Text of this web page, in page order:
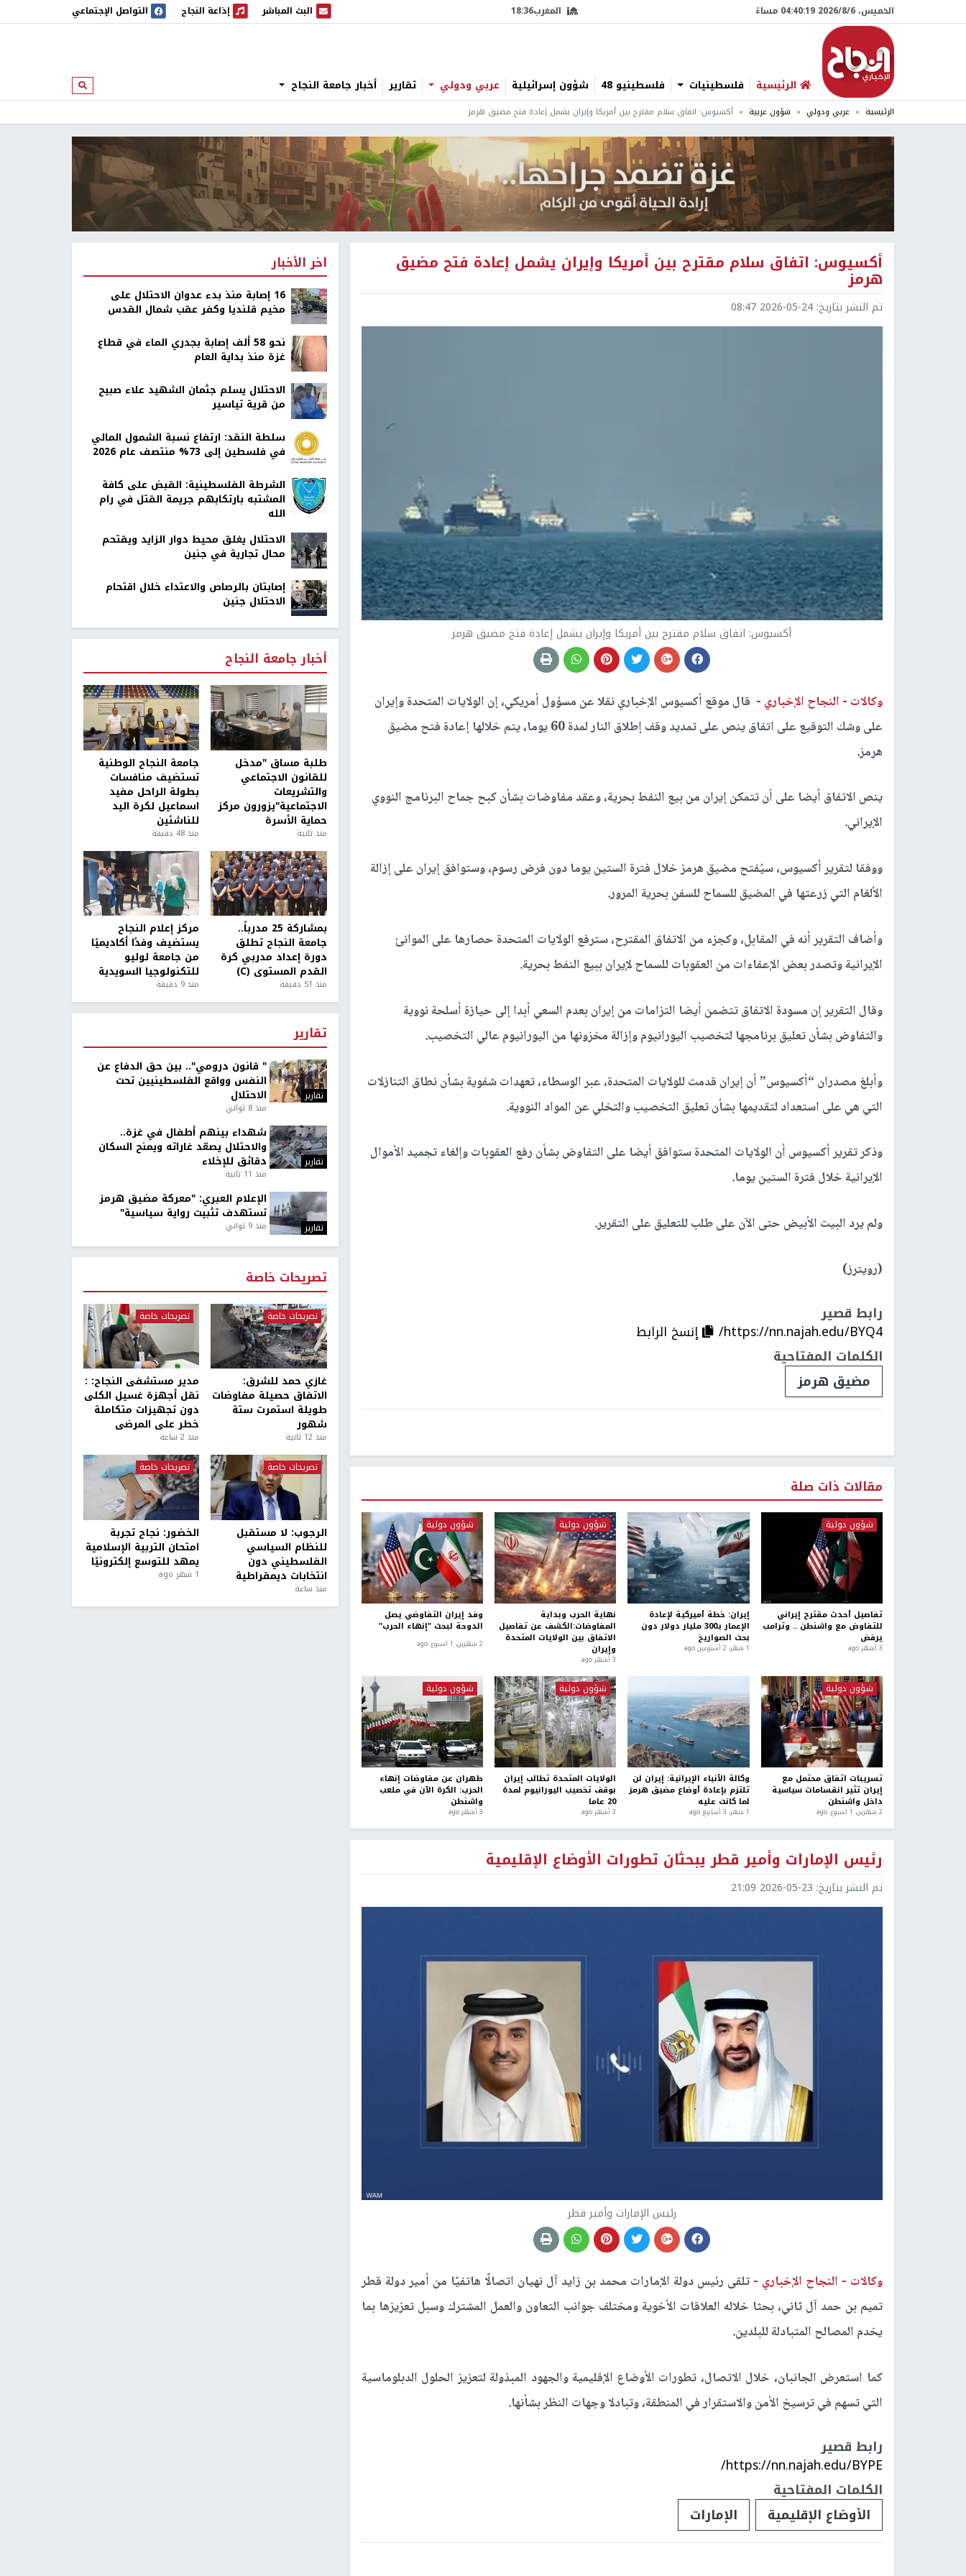
الخميس، 6/‏8/‏2026 04:40:21 مساءً المغرب18:36 البث المباشر
البث المباشر إذاعة النجاح
إذاعة النجاح التواصل الإجتماعي
الرئيسية فلسطينيات فلسطينيو 48 شؤون إسرائيلية عربي ودولي تقارير أخبار جامعة النجاح ابحث
الرئيسية عربي ودولي شؤون عربية أكسيوس: اتفاق سلام مقترح بين أمريكا وإيران يشمل إعادة فتح مضيق هرمز
أكسيوس: اتفاق سلام مقترح بين أمريكا وإيران يشمل إعادة فتح مضيق
هرمز
تم النشر بتاريخ: 2026-05-24 08:47
أكسيوس: اتفاق سلام مقترح بين أمريكا وإيران يشمل إعادة فتح مضيق هرمز
وكالات - النجاح الإخباري - قال موقع أكسيوس الإخباري نقلا عن مسؤول أمريكي، إن الولايات المتحدة وإيران
على ‌وشك التوقيع على اتفاق ينص على تمديد وقف إطلاق النار لمدة 60 يوما، يتم خلالها إعادة فتح مضيق
هرمز.
ينص الاتفاق أيضا على أن تتمكن إيران من بيع النفط بحرية، وعقد مفاوضات بشأن كبح جماح البرنامج النووي
الإيراني.
ووفقا لتقرير أكسيوس، سيُفتح مضيق هرمز خلال فترة الستين يوما دون فرض رسوم، وستوافق إيران على إزالة
الألغام التي زرعتها في المضيق للسماح للسفن بحرية المرور.
وأضاف التقرير أنه في المقابل، وكجزء من الاتفاق المقترح، سترفع الولايات المتحدة حصارها على الموانئ
الإيرانية وتصدر بعض الإعفاءات من العقوبات للسماح لإيران ببيع النفط بحرية.
وقال التقرير إن مسودة الاتفاق تتضمن أيضا التزامات ‌من إيران بعدم السعي أبدا إلى حيازة أسلحة نووية
والتفاوض بشأن ‌تعليق برنامجها لتخصيب اليورانيوم وإزالة مخزونها من اليورانيوم عالي التخصيب.
وأبلغ مصدران “أكسيوس” أن إيران قدمت للولايات المتحدة، عبر الوسطاء، ‌تعهدات شفوية بشأن نطاق التنازلات
التي هي على استعداد لتقديمها بشأن تعليق التخصيب والتخلي عن المواد النووية.
وذكر تقرير أكسيوس أن الولايات المتحدة ستوافق أيضا على التفاوض بشأن رفع العقوبات وإلغاء تجميد الأموال
الإيرانية خلال فترة الستين يوما.
ولم يرد البيت الأبيض حتى الآن على طلب للتعليق على التقرير.
(رويترز)
رابط قصير
https://nn.najah.edu/BYQ4/
إنسخ الرابط
الكلمات المفتاحية
مضيق هرمز
مقالات ذات صلة
شؤون دولية
تفاصيل أحدث مقترح إيراني
للتفاوض مع واشنطن .. وترامب
يرفض
3 أشهر ago
إيران: خطة أميركية لإعادة
الإعمار بـ300 مليار دولار دون
بحث الصواريخ
1 شهر، 2 أسبوعين ago
شؤون دولية
نهاية الحرب وبداية
المفاوضات:الكشف عن تفاصيل
الاتفاق بين الولايات المتحدة
وإيران
3 أشهر ago
شؤون دولية
وفد إيران التفاوضي يصل
الدوحة لبحث "إنهاء الحرب"
2 شهرين، 1 اسبوع. ago
شؤون دولية
تسريبات اتفاق محتمل مع
إيران تثير انقسامات سياسية
داخل واشنطن
2 شهرين، 1 اسبوع. ago
وكالة الأنباء الإيرانية: إيران لن
تلتزم بإعادة أوضاع مضيق هرمز
لما كانت عليه
1 شهر، 3 أسابيع ago
شؤون دولية
الولايات المتحدة تطالب إيران
بوقف تخصيب اليورانيوم لمدة
20 عاما
3 أشهر ago
شؤون دولية
طهران عن مفاوضات إنهاء
الحرب: الكرة الآن في ملعب
واشنطن
3 أشهر ago
رئيس الإمارات وأمير قطر يبحثان تطورات الأوضاع الإقليمية
تم النشر بتاريخ: 2026-05-23 21:09
رئيس الإمارات وأمير قطر
وكالات - النجاح الإخباري -تلقى رئيس دولة الإمارات محمد بن زايد آل نهيان اتصالًا هاتفيًا من أمير دولة قطر
تميم بن حمد آل ثاني، بحثا خلاله العلاقات الأخوية ومختلف جوانب التعاون والعمل المشترك وسبل تعزيزها بما
يخدم المصالح المتبادلة للبلدين.
كما استعرض الجانبان، خلال الاتصال، تطورات الأوضاع الإقليمية والجهود المبذولة لتعزيز الحلول الدبلوماسية
التي تسهم في ترسيخ الأمن والاستقرار في المنطقة، وتبادلا وجهات النظر بشأنها.
رابط قصير
https://nn.najah.edu/BYPE/
الكلمات المفتاحية
الأوضاع الإقليمية
الإمارات
اخر الأخبار
16 إصابة منذ بدء عدوان الاحتلال على
مخيم قلنديا وكفر عقب شمال القدس
نحو 58 ألف إصابة بجدري الماء في قطاع
غزة منذ بداية العام
الاحتلال يسلم جثمان الشهيد علاء صبيح
من قرية تياسير
سلطة النقد: ارتفاع نسبة الشمول المالي
في فلسطين إلى 73% منتصف عام 2026
الشرطة الفلسطينية: القبض على كافة
المشتبه بارتكابهم جريمة القتل في رام
الله
الاحتلال يغلق محيط دوار الزايد ويقتحم
محال تجارية في جنين
إصابتان بالرصاص والاعتداء خلال اقتحام
الاحتلال جنين
أخبار جامعة النجاح
طلبة مساق "مدخل
للقانون الاجتماعي
والتشريعات
الاجتماعية"يزورون مركز
حماية الأسرة
منذ ثانية
جامعة النجاح الوطنية
تستضيف منافسات
بطولة الراحل مفيد
اسماعيل لكرة اليد
للناشئين
منذ 48 دقيقة
بمشاركة 25 مدرباً..
جامعة النجاح تطلق
دورة إعداد مدربي كرة
القدم المستوى (C)
منذ 51 دقيقة
مركز إعلام النجاح
يستضيف وفدًا أكاديميًا
من جامعة لوليو
للتكنولوجيا السويدية
منذ 9 دقيقة
تقارير
تقارير
" قانون درومي".. بين حق الدفاع عن
النفس وواقع الفلسطينيين تحت
الاحتلال
منذ 8 ثواني
تقارير
شهداء بينهم أطفال في غزة..
والاحتلال يصعّد غاراته ويمنح السكان
دقائق للإخلاء
منذ 11 ثانية
تقارير
الإعلام العبري: "معركة مضيق هرمز
تستهدف تثبيت رواية سياسية"
منذ 9 ثواني
تصريحات خاصة
تصريحات خاصة
غازي حمد للشرق:
الاتفاق حصيلة مفاوضات
طويلة استمرت ستة
شهور
منذ 12 ثانية
تصريحات خاصة
مدير مستشفى النجاح: :
نقل أجهزة غسيل الكلى
دون تجهيزات متكاملة
خطر على المرضى
منذ 2 ساعة
تصريحات خاصة
الرجوب: لا مستقبل
للنظام السياسي
الفلسطيني دون
انتخابات ديمقراطية
منذ ساعة
تصريحات خاصة
الخضور: نجاح تجربة
امتحان التربية الإسلامية
يمهد للتوسع إلكترونيًا
1 شهر ago